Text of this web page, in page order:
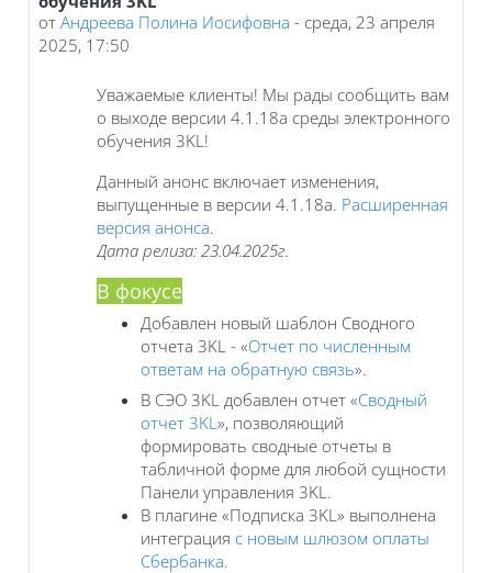
от Андреева Полина Иосифовна - среда, 23 апреля
2025, 17:50
Уважаемые клиенты! Мы рады сообщить вам
о выходе версии 4.1.18a среды электронного
обучения 3KL!
Данный анонс включает изменения,
выпущенные в версии 4.1.18a. Расширенная
версия анонса.
Дата релиза: 23.04.2025г.
В фокусе
Добавлен новый шаблон Сводного
отчета 3KL - «Отчет по численным
ответам на обратную связь‎».
В СЭО 3KL добавлен отчет «Сводный
отчет 3KL », позволяющий
формировать сводные отчеты в
табличной форме для любой сущности
Панели управления 3KL.
В плагине «Подписка 3KL» выполнена
интеграция с новым шлюзом оплаты
Сбербанка.